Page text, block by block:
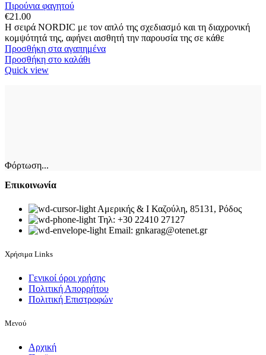
Πιρούνια φαγητού
€21.00
Η σειρά NORDIC με τον απλό της σχεδιασμό και τη διαχρονική
κομψότητά της, αφήνει αισθητή την παρουσία της σε κάθε
Προσθήκη στα αγαπημένα
Προσθήκη στο καλάθι
Quick view
Φόρτωση...
Επικοινωνία
Αμερικής & Ι Καζούλη, 85131, Ρόδος
Τηλ: +30 22410 27127
Email: gnkarag@otenet.gr
Χρήσιμα Links
Γενικοί όροι χρήσης
Πολιτική Απορρήτου
Πολιτική Επιστροφών
Μενού
Αρχική